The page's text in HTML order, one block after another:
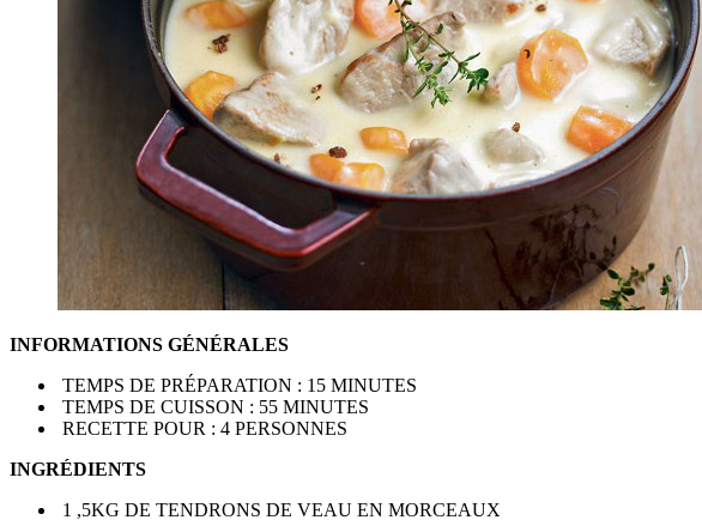
INFORMATIONS GÉNÉRALES
TEMPS DE PRÉPARATION : 15 MINUTES
TEMPS DE CUISSON : 55 MINUTES
RECETTE POUR : 4 PERSONNES
INGRÉDIENTS
1 ,5KG DE TENDRONS DE VEAU EN MORCEAUX